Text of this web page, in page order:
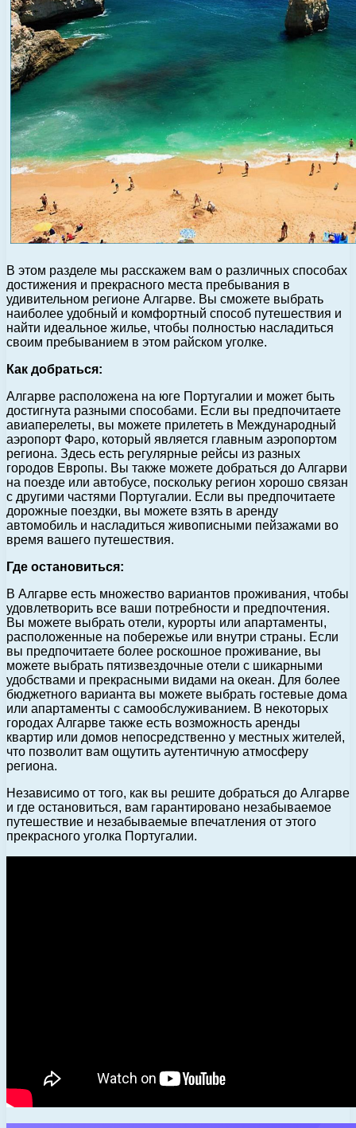
В этом разделе мы расскажем вам о различных способах
достижения и прекрасного места пребывания в
удивительном регионе Алгарве. Вы сможете выбрать
наиболее удобный и комфортный способ путешествия и
найти идеальное жилье, чтобы полностью насладиться
своим пребыванием в этом райском уголке.
Как добраться:
Алгарве расположена на юге Португалии и может быть
достигнута разными способами. Если вы предпочитаете
авиаперелеты, вы можете прилететь в Международный
аэропорт Фаро, который является главным аэропортом
региона. Здесь есть регулярные рейсы из разных
городов Европы. Вы также можете добраться до Алгарви
на поезде или автобусе, поскольку регион хорошо связан
с другими частями Португалии. Если вы предпочитаете
дорожные поездки, вы можете взять в аренду
автомобиль и насладиться живописными пейзажами во
время вашего путешествия.
Где остановиться:
В Алгарве есть множество вариантов проживания, чтобы
удовлетворить все ваши потребности и предпочтения.
Вы можете выбрать отели, курорты или апартаменты,
расположенные на побережье или внутри страны. Если
вы предпочитаете более роскошное проживание, вы
можете выбрать пятизвездочные отели с шикарными
удобствами и прекрасными видами на океан. Для более
бюджетного варианта вы можете выбрать гостевые дома
или апартаменты с самообслуживанием. В некоторых
городах Алгарве также есть возможность аренды
квартир или домов непосредственно у местных жителей,
что позволит вам ощутить аутентичную атмосферу
региона.
Независимо от того, как вы решите добраться до Алгарве
и где остановиться, вам гарантировано незабываемое
путешествие и незабываемые впечатления от этого
прекрасного уголка Португалии.